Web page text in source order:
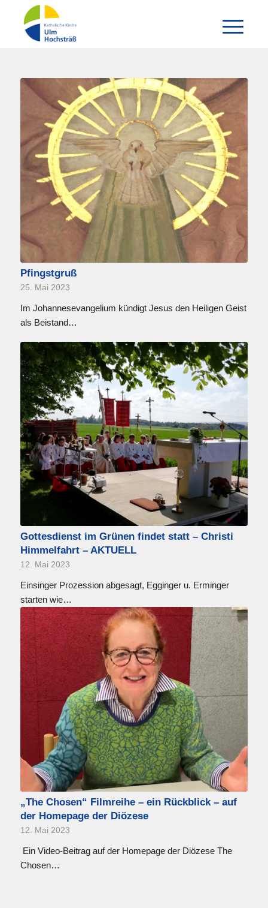
Pfingstgruß
25. Mai 2023
Im Johannesevangelium kündigt Jesus den Heiligen Geist
als Beistand…
Gottesdienst im Grünen findet statt – Christi
Himmelfahrt – AKTUELL
12. Mai 2023
Einsinger Prozession abgesagt, Egginger u. Erminger
starten wie…
„The Chosen“ Filmreihe – ein Rückblick – auf
der Homepage der Diözese
12. Mai 2023
Ein Video-Beitrag auf der Homepage der Diözese The
Chosen…